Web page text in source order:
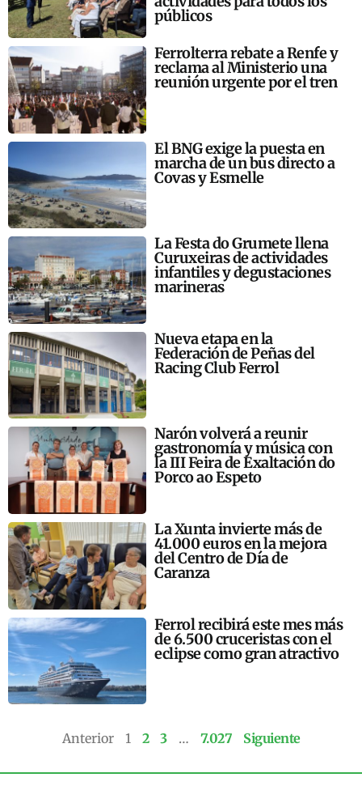
públicos
Ferrolterra rebate a Renfe y
reclama al Ministerio una
reunión urgente por el tren
El BNG exige la puesta en
marcha de un bus directo a
Covas y Esmelle
La Festa do Grumete llena
Curuxeiras de actividades
infantiles y degustaciones
marineras
Nueva etapa en la
Federación de Peñas del
Racing Club Ferrol
Narón volverá a reunir
gastronomía y música con
la III Feira de Exaltación do
Porco ao Espeto
La Xunta invierte más de
41.000 euros en la mejora
del Centro de Día de
Caranza
Ferrol recibirá este mes más
de 6.500 cruceristas con el
eclipse como gran atractivo
Anterior 1 2 3 … 7.027 Siguiente